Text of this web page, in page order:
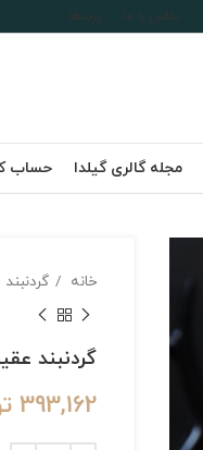
تماس با ما برندها
مجله گالری گیلدا حساب
خانه گردنبند
گردنبند
393,162